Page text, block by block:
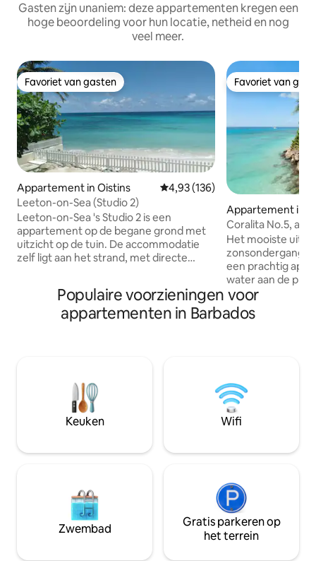
Gasten zijn unaniem: deze appartementen kregen een
hoge beoordeling voor hun locatie, netheid en nog
veel meer.
Favoriet van gasten
Favoriet van gasten
Appartement in Oistins Gemiddelde beoordeling van
4,93 (136)
Leeton-on-Sea (Studio 2)
Leeton-on-Sea 's Studio 2 is een
appartement op de begane grond met
uitzicht op de tuin. De accommodatie
zelf ligt aan het strand, met directe
Barbados. Naast Studio 2 ligt Studio 3, die
te reserveren is via Airbnb. De kamers
hebben verbindingsdeuren die kunnen
ligt op 15 minuten rijden van de
luchthaven. Mensen van alle
achtergronden zijn van harte welkom.
Favoriet van
Favoriet van
Appartement in
Coralita No.5,
Sandy Lane
Het mooiste
zonsondergang op het
een prachtig
water aan de
Barbados. Dit
ontworpen door
geïnspireerd door
zwemmen. Centraal gelegen, de woning
ligt op 2 minuten
10 minuten van
minuten van
Populaire voorzieningen voor
appartementen in Barbados
Keuken Wifi
Zwembad
Gratis parkeren op
het terrein